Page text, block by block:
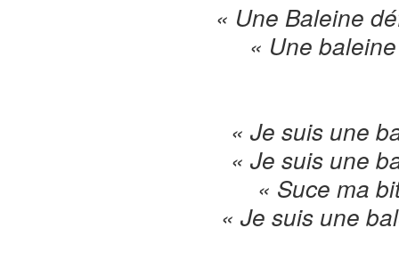
« Une Baleine
« Une
« Je suis une
« Je suis une
« Suce ma
« Je suis une